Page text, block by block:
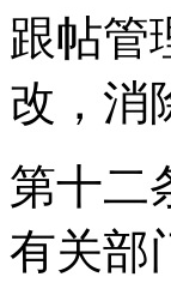
跟帖管
改，消
第十二
有关部